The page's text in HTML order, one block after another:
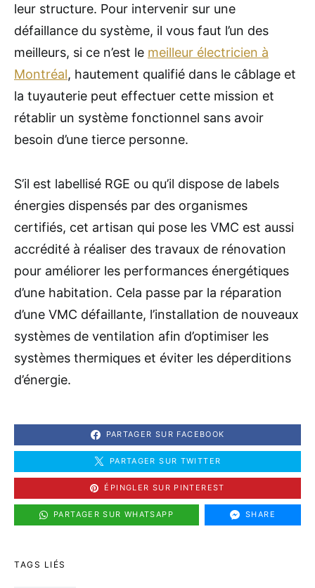
leur structure. Pour intervenir sur une
défaillance du système, il vous faut l’un des
meilleurs, si ce n’est le meilleur électricien à
Montréal, hautement qualifié dans le câblage et
la tuyauterie peut effectuer cette mission et
rétablir un système fonctionnel sans avoir
besoin d’une tierce personne.
S’il est labellisé RGE ou qu’il dispose de labels
énergies dispensés par des organismes
certifiés, cet artisan qui pose les VMC est aussi
accrédité à réaliser des travaux de rénovation
pour améliorer les performances énergétiques
d’une habitation. Cela passe par la réparation
d’une VMC défaillante, l’installation de nouveaux
systèmes de ventilation afin d’optimiser les
systèmes thermiques et éviter les déperditions
d’énergie.
PARTAGER SUR FACEBOOK
PARTAGER SUR TWITTER
ÉPINGLER SUR PINTEREST
PARTAGER SUR WHATSAPP SHARE
TAGS LIÉS